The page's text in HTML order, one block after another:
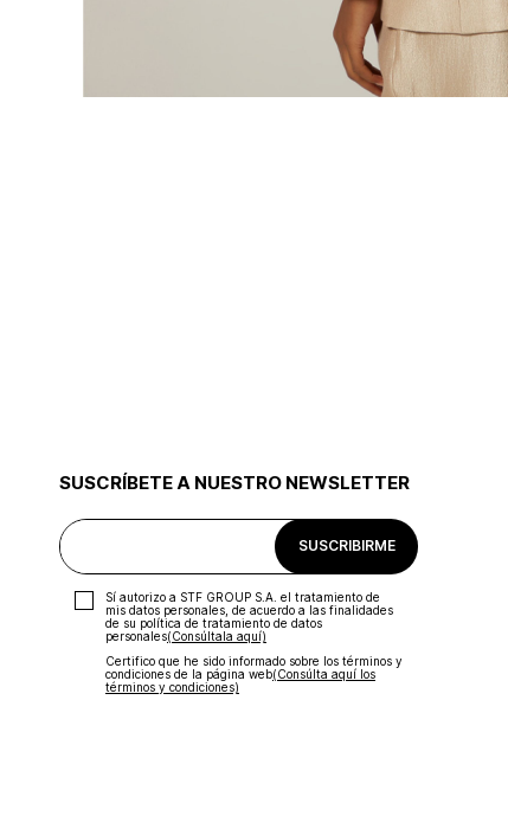
SUSCRÍBETE A NUESTRO NEWSLETTER
SUSCRIBIRME
Sí autorizo a STF GROUP S.A. el tratamiento de
mis datos personales, de acuerdo a las finalidades
de su política de tratamiento de datos
personales‎(Consúltala aquí)
Certifico que he sido informado sobre los términos y
condiciones de la página web‎(Consúlta aquí los
términos y condiciones)